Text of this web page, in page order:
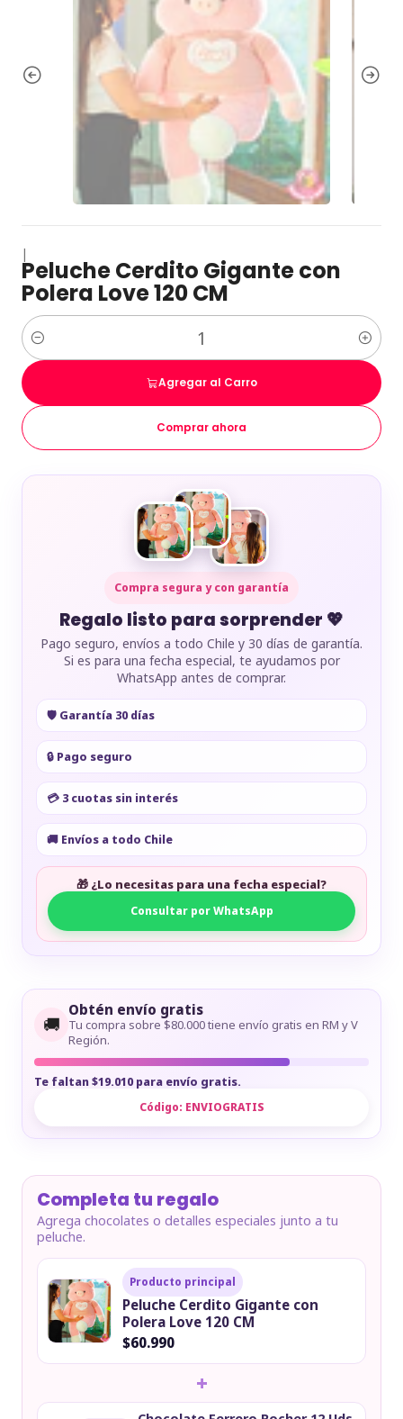
|
Peluche Cerdito Gigante con
Polera Love 120 CM
Cantidad
Agregar al Carro
Comprar ahora
Compra segura y con garantía
Regalo listo para sorprender 💖
Pago seguro, envíos a todo Chile y 30 días de garantía.
Si es para una fecha especial, te ayudamos por
WhatsApp antes de comprar.
🛡️ Garantía 30 días
🔒 Pago seguro
💳 3 cuotas sin interés
🚚 Envíos a todo Chile
🎁 ¿Lo necesitas para una fecha especial?
Consultar por WhatsApp
🚚
Obtén envío gratis
Tu compra sobre $80.000 tiene envío gratis en RM y V
Región.
Te faltan $19.010 para envío gratis.
Código: ENVIOGRATIS
Completa tu regalo
Agrega chocolates o detalles especiales junto a tu
peluche.
Producto principal
Peluche Cerdito Gigante con
Polera Love 120 CM
$60.990
+